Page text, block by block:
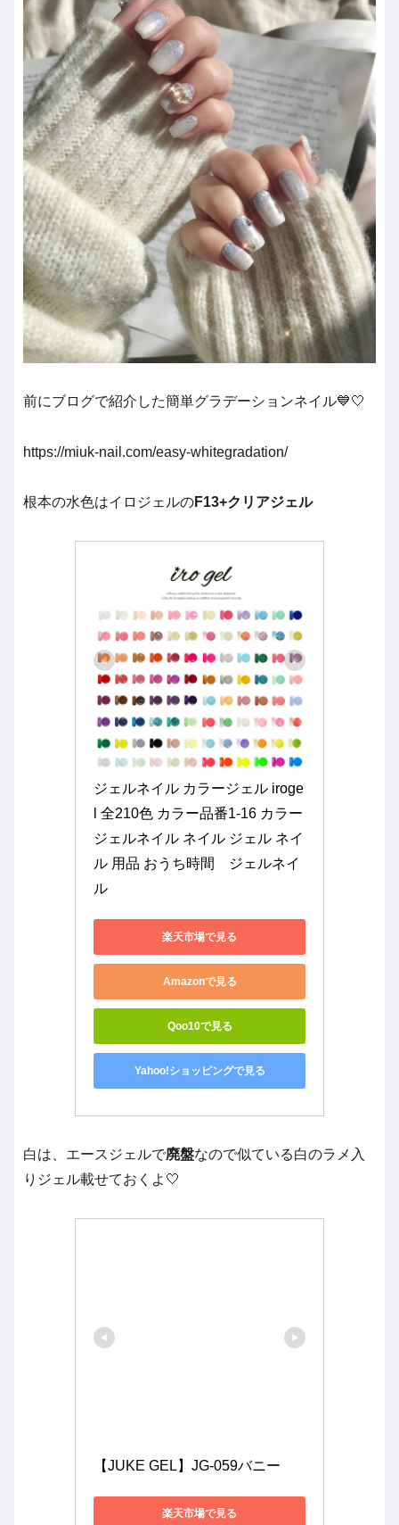
前にブログで紹介した簡単グラデーションネイル💙🤍
https://miuk-nail.com/easy-whitegradation/
根本の水色はイロジェルのF13+クリアジェル
ジェルネイル カラージェル iroge
l 全210色 カラー品番1-16 カラー
ジェルネイル ネイル ジェル ネイ
ル 用品 おうち時間　ジェルネイ
ル
楽天市場で見る
Amazonで見る
Qoo10で見る
Yahoo!ショッピングで見る
白は、エースジェルで廃盤なので似ている白のラメ入
りジェル載せておくよ🤍
【JUKE GEL】JG-059バニー
楽天市場で見る